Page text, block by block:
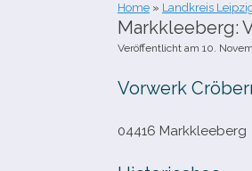
Home » Landkreis
Markkleeberg:
Veröffentlicht am 10.
Vorwerk
04416 Markkleeberg